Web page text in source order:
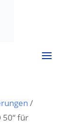
/
50“ für